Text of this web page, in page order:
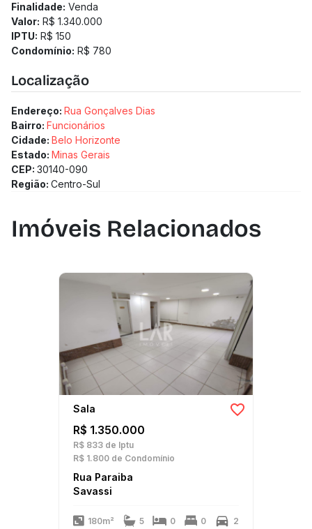
Finalidade: Venda
Valor: R$ 1.340.000
IPTU: R$ 150
Condomínio: R$ 780
Localização
Endereço: Rua Gonçalves Dias
Bairro: Funcionários
Cidade: Belo Horizonte
Estado: Minas Gerais
CEP: 30140-090
Região: Centro-Sul
Imóveis Relacionados
Sala
R$ 1.350.000
R$ 833 de Iptu
R$ 1.800 de Condomínio
Rua Paraiba
Savassi
180m² 5 0 0 2